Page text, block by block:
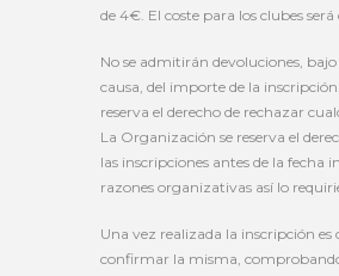
de 4€. El coste para los clubes será
No se admitirán devoluciones,
causa, del importe de la
reserva el derecho de rechazar
La Organización se reserva el
las inscripciones antes de la fecha
razones organizativas así lo
Una vez realizada la inscripción es
confirmar la misma,